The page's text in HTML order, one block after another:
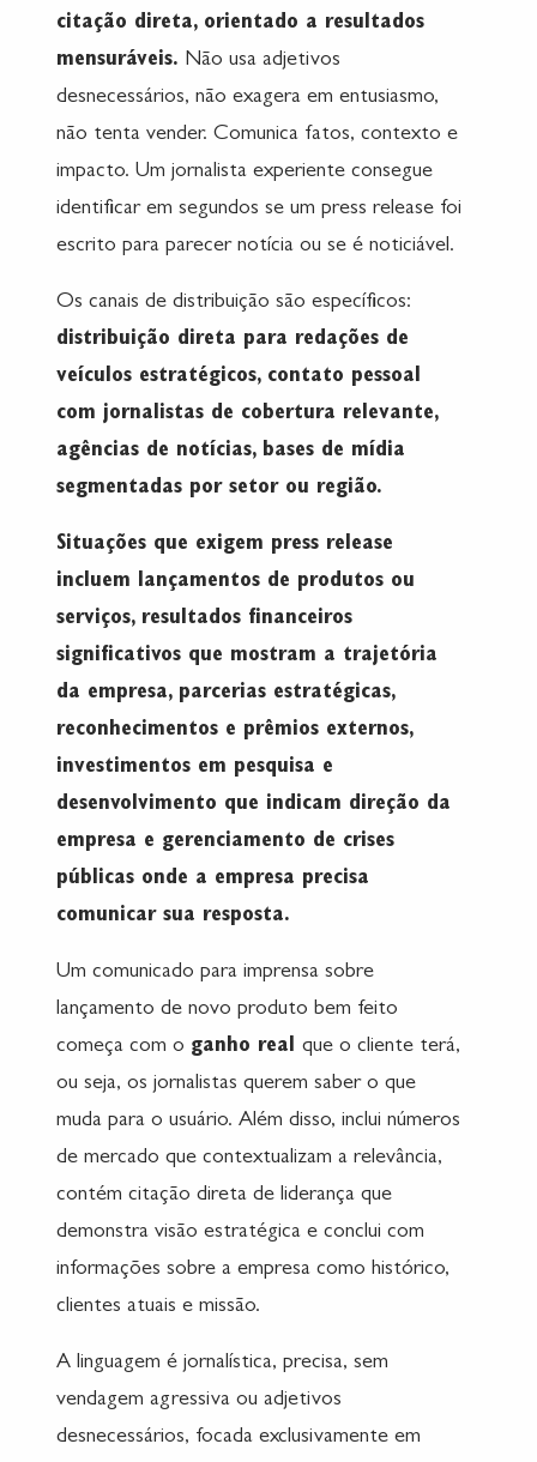
citação direta, orientado a resultados
mensuráveis. Não usa adjetivos
desnecessários, não exagera em entusiasmo,
não tenta vender. Comunica fatos, contexto e
impacto. Um jornalista experiente consegue
identificar em segundos se um press release foi
escrito para parecer notícia ou se é noticiável.
Os canais de distribuição são específicos:
distribuição direta para redações de
veículos estratégicos, contato pessoal
com jornalistas de cobertura relevante,
agências de notícias, bases de mídia
segmentadas por setor ou região.
Situações que exigem press release
incluem lançamentos de produtos ou
serviços, resultados financeiros
significativos que mostram a trajetória
da empresa, parcerias estratégicas,
reconhecimentos e prêmios externos,
investimentos em pesquisa e
desenvolvimento que indicam direção da
empresa e gerenciamento de crises
públicas onde a empresa precisa
comunicar sua resposta.
Um comunicado para imprensa sobre
lançamento de novo produto bem feito
começa com o ganho real que o cliente terá,
ou seja, os jornalistas querem saber o que
muda para o usuário. Além disso, inclui números
de mercado que contextualizam a relevância,
contém citação direta de liderança que
demonstra visão estratégica e conclui com
informações sobre a empresa como histórico,
clientes atuais e missão.
A linguagem é jornalística, precisa, sem
vendagem agressiva ou adjetivos
desnecessários, focada exclusivamente em